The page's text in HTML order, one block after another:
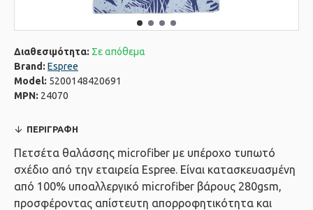
Διαθεσιμότητα: Σε απόθεμα
Brand: Espree
Model: 5200148420691
MPN: 24070
ΠΕΡΙΓΡΑΦΉ
Πετσέτα θαλάσσης microfiber με υπέροχο τυπωτό
σχέδιο από την εταιρεία Espree. Eίναι κατασκευασμένη
από 100% υποαλλεργικό microfiber βάρους 280gsm,
προσφέροντας απίστευτη απορροφητικότητα και